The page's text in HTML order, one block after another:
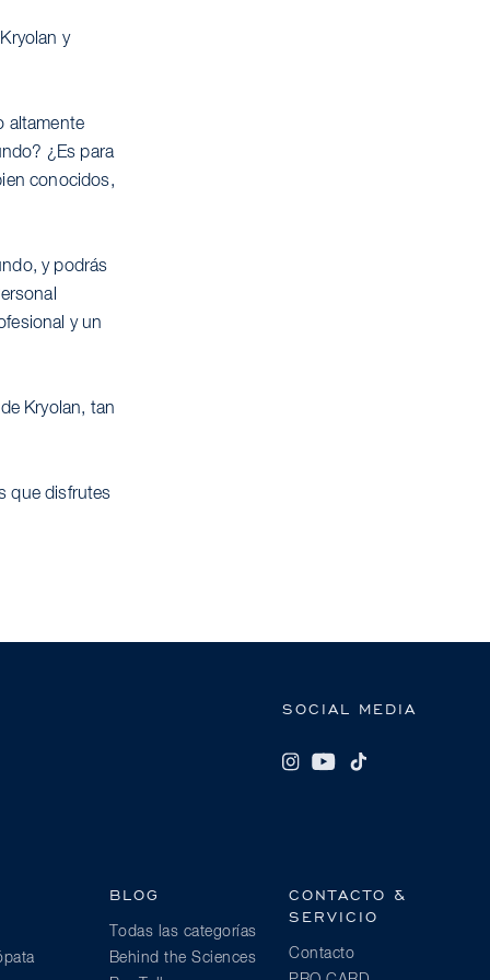
y
altamente
¿Es para
conocidos,
y podrás
y un
Kryolan, tan
que disfrutes
SOCIAL MEDIA
BLOG
Todas las categorías
Behind the Sciences
CONTACTO &
SERVICIO
Contacto